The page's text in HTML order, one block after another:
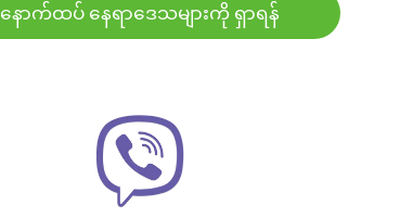
နောက်ထပ် နေရာဒေသများကို ရှာရန်